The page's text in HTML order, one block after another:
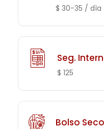
$ 30-35 / dìa
Seg.
$ 125
Bolso Seco